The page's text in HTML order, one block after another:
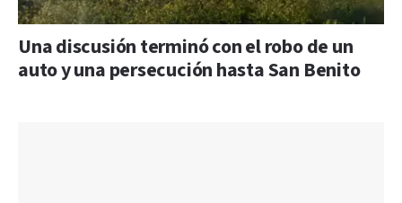
Una discusión terminó con el robo de un
auto y una persecución hasta San Benito